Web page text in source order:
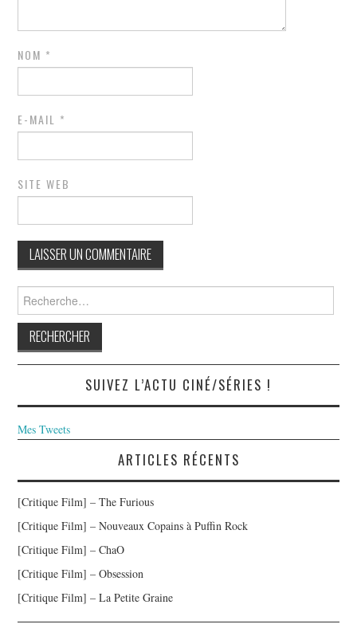
NOM *
E-MAIL *
SITE WEB
SUIVEZ L’ACTU CINÉ/SÉRIES !
Mes Tweets
ARTICLES RÉCENTS
[Critique Film] – The Furious
[Critique Film] – Nouveaux Copains à Puffin Rock
[Critique Film] – ChaO
[Critique Film] – Obsession
[Critique Film] – La Petite Graine